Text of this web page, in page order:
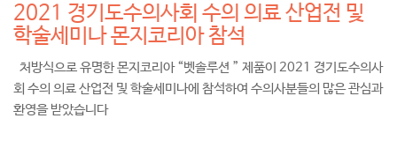
2021 경기도수의사회 수의 의료 산업전 및
학술세미나 몬지코리아 참석
처방식으로 유명한 몬지코리아 “벳솔루션 ” 제품이 2021 경기도수의사
회 수의 의료 산업전 및 학술세미나에 참석하여 수의사분들의 많은 관심과
환영을 받았습니다